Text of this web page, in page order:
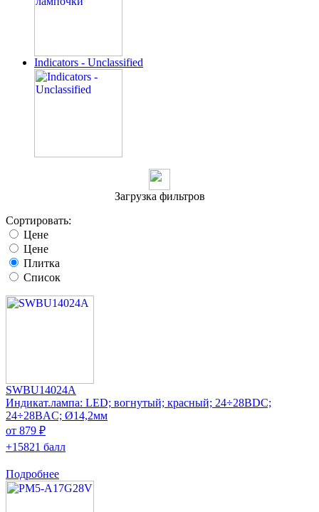
Indicators - Unclassified
Загрузка фильтров
Сортировать:
Цене
Цене
Плитка
Список
SWBU14024A
Индикат.лампа: LED; вогнутый; красный; 24÷28ВDC;
24÷28ВAC; Ø14,2мм
от 879 ₽
+15821 балл
Подробнее